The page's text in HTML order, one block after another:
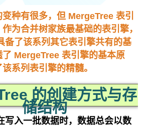
种有很多，但 MergeTree 表引
为合并树家族最基础的表引擎，
备了该系列其它表引擎共有的基
MergeTree 表引擎的基本原
系列表引擎的精髓。
的创建方式与存
储结构
写入一批数据时，数据总会以数